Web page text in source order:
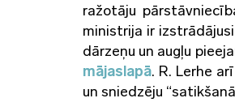
ražotāju
ministrija ir
dārzeņu un augļu
mājaslapā. R. Lerhe
un sniedzēju